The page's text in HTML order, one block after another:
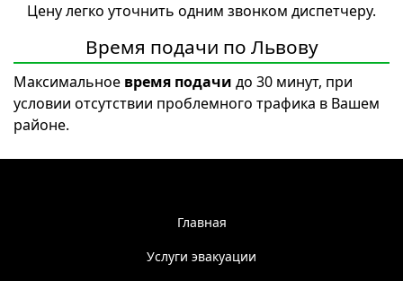
Цену легко уточнить одним звонком диспетчеру.
Время подачи по Львову
Максимальное время подачи до 30 минут, при
условии отсутствии проблемного трафика в Вашем
районе.
Главная
Услуги эвакуации